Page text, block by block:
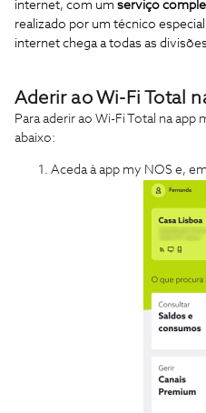
internet, com um serviço
realizado por um técnico
internet chega a todas as
Aderir ao Wi-Fi Total
Para aderir ao Wi-Fi Total na app
abaixo:
Aceda à app my NOS e,